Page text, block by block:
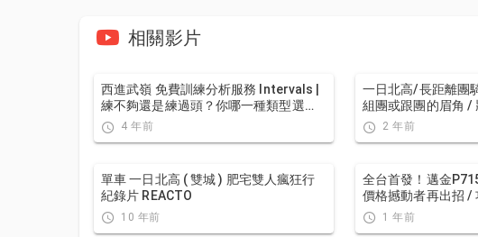
相關影片
西進武嶺 免費訓練分析服務 Intervals |
練不夠還是練過頭？你哪一種類型選
手？AI模型告訴你！ | 備戰神器 | 公路車
4 年前
一日北高/長距離團
組團或跟團的眉角 /
友慢性拉爆 / 原來屁
因...？ / 風場配速法
2 年前
單車 一日北高 ( 雙城 ) 肥宅雙人瘋狂行
紀錄片 REACTO
10 年前
全台首發！邁金
價格撼動者再出招 /
FAVERO ASSIOMA 可參
CT Yeh
1 年前